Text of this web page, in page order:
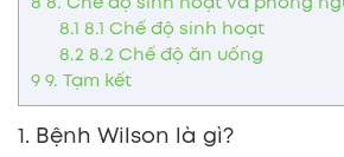
8.1 8.1 Chế độ sinh hoạt
8.28.2 Chế độ ăn uống
99. Tạm kết
1. Bệnh Wilson là gì?